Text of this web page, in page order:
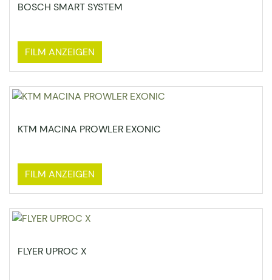
BOSCH SMART SYSTEM
FILM ANZEIGEN
KTM MACINA PROWLER EXONIC
FILM ANZEIGEN
FLYER UPROC X